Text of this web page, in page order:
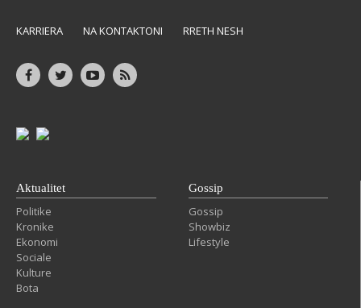
KARRIERA NA KONTAKTONI RRETH NESH
Aktualitet
Politike
Kronike
Ekonomi
Sociale
Kulture
Bota
Gossip
Gossip
Showbiz
Lifestyle